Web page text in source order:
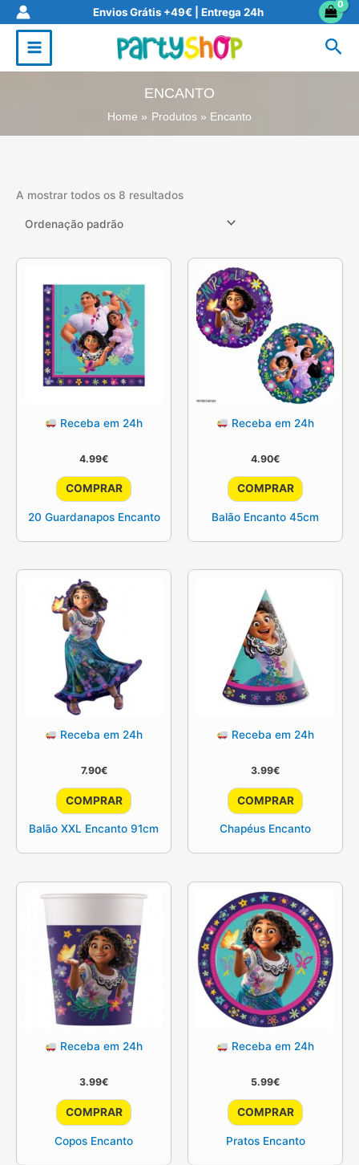
Skip
content
Envios Grátis +49€ | Entrega 24h
ENCANTO
Home Produtos Encanto
A mostrar todos os 8 resultados
Receba em 24h
4.99€
COMPRAR
20 Guardanapos Encanto
Receba em 24h
4.90€
COMPRAR
Balão Encanto 45cm
Receba em 24h
7.90€
COMPRAR
Balão XXL Encanto 91cm
Receba em 24h
3.99€
COMPRAR
Chapéus Encanto
Receba em 24h
3.99€
COMPRAR
Copos Encanto
Receba em 24h
5.99€
COMPRAR
Pratos Encanto